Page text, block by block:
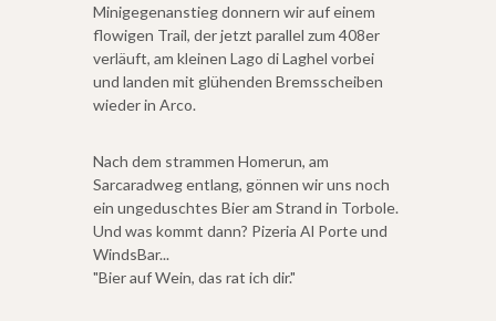
Minigegenanstieg donnern wir auf einem
flowigen Trail, der jetzt parallel zum 408er
verläuft, am kleinen Lago di Laghel vorbei
und landen mit glühenden Bremsscheiben
wieder in Arco.
Nach dem strammen Homerun, am
Sarcaradweg entlang, gönnen wir uns noch
ein ungeduschtes Bier am Strand in Torbole.
Und was kommt dann? Pizeria Al Porte und
WindsBar...
"Bier auf Wein, das rat ich dir."